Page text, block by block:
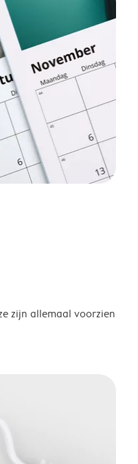
zijn allemaal voorzien